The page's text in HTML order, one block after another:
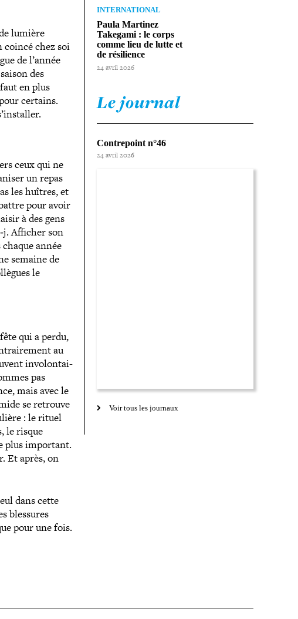
lumière
coincé chez soi
de l’année
des
en plus
certains.
ceux qui ne
un repas
les huîtres, et
pour avoir
à des gens
Afficher son
année
semaine de
le
qui a perdu,
au
invo­lon­tai­
pas
mais avec le
se retrouve
: le rituel
le risque
plus important.
Et après, on
dans cette
blessures
pour une fois.
INTERNATIONAL
Paula Martinez
Takegami : le corps
comme lieu de lutte et
de résilience
24 avril 2026
Le journal
Contrepoint n°46
24 avril 2026
Voir tous les journaux